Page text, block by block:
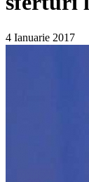
4 Ianuarie 2017